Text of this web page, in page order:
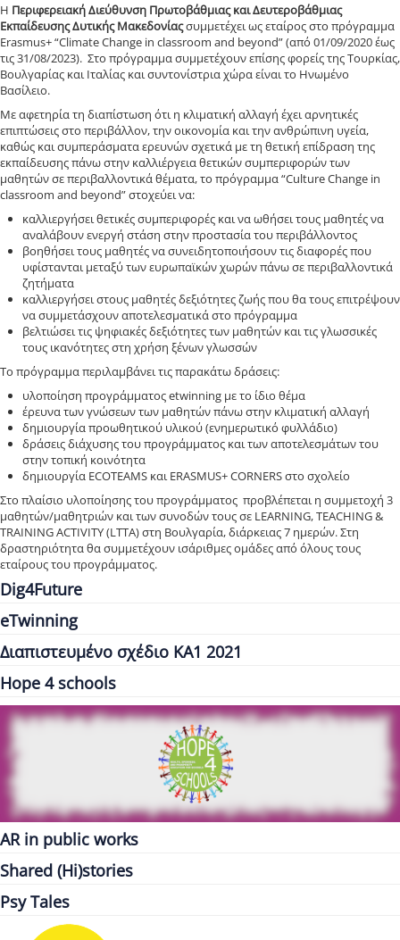
Η Περιφερειακή Διεύθυνση Πρωτοβάθμιας και Δευτεροβάθμιας
Εκπαίδευσης Δυτικής Μακεδονίαςσυμμετέχει ως εταίρος στο πρόγραμμα
Erasmus+ “Climate Change in classroom and beyond” (από 01/09/2020 έως
τις 31/08/2023). Στο πρόγραμμα συμμετέχουν επίσης φορείς της Τουρκίας,
Βουλγαρίας και Ιταλίας και συντονίστρια χώρα είναι το Ηνωμένο
Βασίλειο.
Με αφετηρία τη διαπίστωση ότι η κλιματική αλλαγή έχει αρνητικές
επιπτώσεις στο περιβάλλον, την οικονομία και την ανθρώπινη υγεία,
καθώς και συμπεράσματα ερευνών σχετικά με τη θετική επίδραση της
εκπαίδευσης πάνω στην καλλιέργεια θετικών συμπεριφορών των
μαθητών σε περιβαλλοντικά θέματα, το πρόγραμμα “Culture Change in
classroom and beyond” στοχεύει να:
καλλιεργήσει θετικές συμπεριφορές και να ωθήσει τους μαθητές να
αναλάβουν ενεργή στάση στην προστασία του περιβάλλοντος
βοηθήσει τους μαθητές να συνειδητοποιήσουν τις διαφορές που
υφίστανται μεταξύ των ευρωπαϊκών χωρών πάνω σε περιβαλλοντικά
ζητήματα
καλλιεργήσει στους μαθητές δεξιότητες ζωής που θα τους επιτρέψουν
να συμμετάσχουν αποτελεσματικά στο πρόγραμμα
βελτιώσει τις ψηφιακές δεξιότητες των μαθητών και τις γλωσσικές
τους ικανότητες στη χρήση ξένων γλωσσών
Το πρόγραμμα περιλαμβάνει τις παρακάτω δράσεις:
υλοποίηση προγράμματος etwinning με το ίδιο θέμα
έρευνα των γνώσεων των μαθητών πάνω στην κλιματική αλλαγή
δημιουργία προωθητικού υλικού (ενημερωτικό φυλλάδιο)
δράσεις διάχυσης του προγράμματος και των αποτελεσμάτων του
στην τοπική κοινότητα
δημιουργία ECOTEAMS και ERASMUS+ CORNERS στο σχολείο
Στο πλαίσιο υλοποίησης του προγράμματος προβλέπεται η συμμετοχή 3
μαθητών/μαθητριών και των συνοδών τους σε LEARNING, TEACHING &
TRAINING ACTIVITY (LTTA) στη Βουλγαρία, διάρκειας 7 ημερών. Στη
δραστηριότητα θα συμμετέχουν ισάριθμες ομάδες από όλους τους
εταίρους του προγράμματος.
Dig4Future
eTwinning
Διαπιστευμένο σχέδιο ΚΑ1 2021
Hope 4 schools
AR in public works
Shared (Hi)stories
Psy Tales